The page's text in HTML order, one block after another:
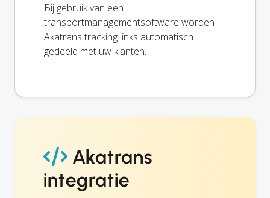
Bij gebruik van een
transportmanagementsoftware worden
Akatrans tracking links automatisch
gedeeld met uw klanten.
Akatrans
integratie